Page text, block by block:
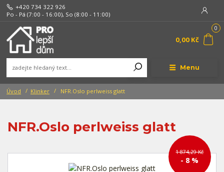
Menu
+420 734 322 926
Po - Pá (7:00 - 16:00), So (8:00 - 11:00)
0
0,00 Kč
Úvod Klinker NFR.Oslo perlweiss glatt
NFR.Oslo perlweiss glatt
1 874,29 Kč
- 8 %